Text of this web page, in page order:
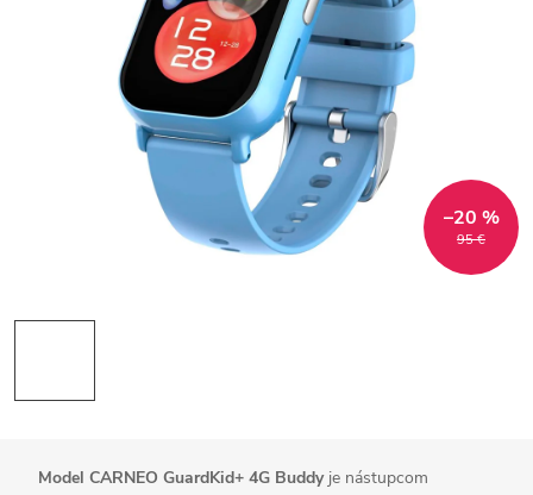
95 €
–20 %
Model CARNEO GuardKid+ 4G Buddy je nástupcom